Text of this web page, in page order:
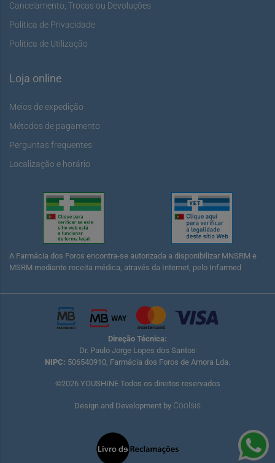
Cancelamento, Trocas ou Devoluções
Política de Privacidade
Política de Utilização
Loja online
Meios de expedição
Métodos de pagamento
Perguntas frequentes
Localização e horário
A Farmácia dos Foros encontra-se autorizada a disponibilizar MNSRM e
MSRM mediante receita médica, através da Internet, pelo Infarmed
Direção Técnica:
Dr. Paulo Jorge Lopes dos Santos
NIPC: 506540910, Farmácia dos Foros de Amora Lda.
©2026 YOUSHINE Todos os direitos reservados
Design and Development by Coolsis